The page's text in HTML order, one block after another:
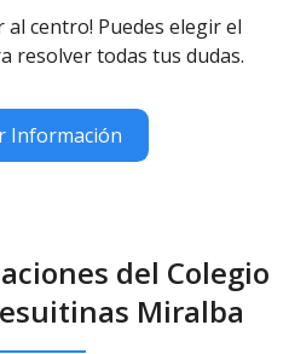
al centro! Puedes elegir el
resolver todas tus dudas.
Información
del Colegio
Miralba